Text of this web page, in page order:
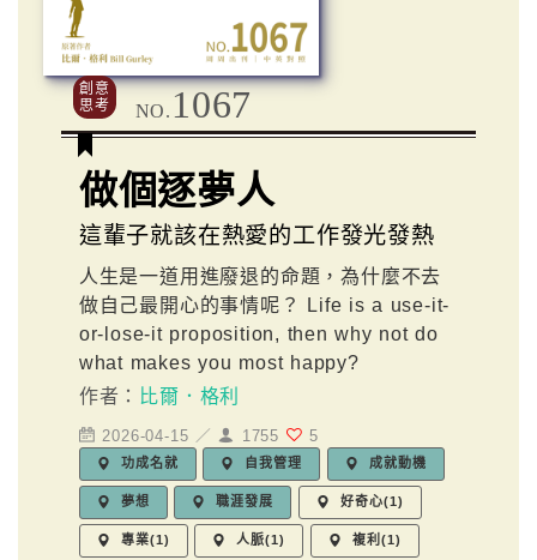
創意
思考
NO. 1067
做個逐夢人
這輩子就該在熱愛的工作發光發熱
人生是一道用進廢退的命題，為什麼不去
做自己最開心的事情呢？ Life is a use-it-
or-lose-it proposition, then why not do
what makes you most happy?
作者：
比爾．格利
2026-04-15 ／ 1755 5
功成名就 自我管理 成就動機
夢想 職涯發展 好奇心(1)
專業(1) 人脈(1) 複利(1)